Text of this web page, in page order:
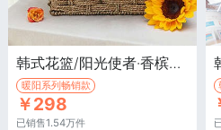
韩式花篮/阳光使者·香槟玫瑰11枝、向日葵2枝、香槟色洋桔梗3枝、橙色多头玫瑰2枝、尤加利叶5枝
暖阳系列畅销款
￥298
已销售1.54万件